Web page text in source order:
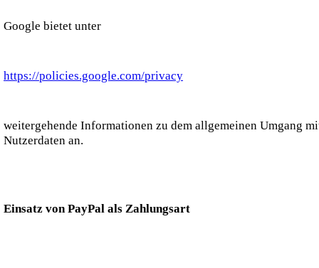
Google bietet unter
https://policies.google.com/privacy
weitergehende Informationen zu dem allgemeinen Umgang
Nutzerdaten an.
Einsatz von PayPal als Zahlungsart